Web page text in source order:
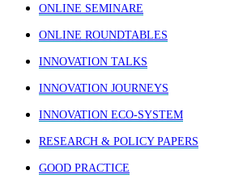
ONLINE SEMINARE
ONLINE ROUNDTABLES
INNOVATION TALKS
INNOVATION JOURNEYS
INNOVATION ECO-SYSTEM
RESEARCH & POLICY PAPERS
GOOD PRACTICE